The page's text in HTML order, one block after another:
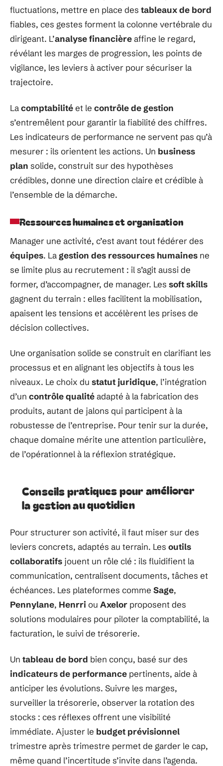
fluctuations, mettre en place des tableaux de bord
fiables, ces gestes forment la colonne vertébrale du
dirigeant. L’analyse financièreaffine le regard,
révélant les marges de progression, les points de
vigilance, les leviers à activer pour sécuriser la
trajectoire.
Lacomptabilitéet le contrôle de gestion
s’entremêlent pour garantir la fiabilité des chiffres.
Les indicateurs de performance ne servent pas qu’à
mesurer : ils orientent les actions. Un business
plan solide, construit sur des hypothèses
crédibles, donne une direction claire et crédible à
l’ensemble de la démarche.
Ressources humaines et organisation
Manager une activité, c’est avant tout fédérer des
équipes. La gestion des ressources humaines ne
se limite plus au recrutement : il s’agit aussi de
former, d’accompagner, de manager. Les soft skills
gagnent du terrain : elles facilitent la mobilisation,
apaisent les tensions et accélèrent les prises de
décision collectives.
Une organisation solide se construit en clarifiant les
processus et en alignant les objectifs à tous les
niveaux. Le choix du statut juridique, l’intégration
d’un contrôle qualitéadapté à la fabrication des
produits, autant de jalons qui participent à la
robustesse de l’entreprise. Pour tenir sur la durée,
chaque domaine mérite une attention particulière,
de l’opérationnel à la réflexion stratégique.
Conseils pratiques pour améliorer
la gestion au quotidien
Pour structurer son activité, il faut miser sur des
leviers concrets, adaptés au terrain. Les outils
collaboratifs jouent un rôle clé : ils fluidifient la
communication, centralisent documents, tâches et
échéances. Les plateformes comme Sage,
Pennylane, Henrri ou Axelor proposent des
solutions modulaires pour piloter la comptabilité, la
facturation, le suivi de trésorerie.
Un tableau de bord bien conçu, basé sur des
indicateurs de performance pertinents, aide à
anticiper les évolutions. Suivre les marges,
surveiller la trésorerie, observer la rotation des
stocks : ces réflexes offrent une visibilité
immédiate. Ajuster le budget prévisionnel
trimestre après trimestre permet de garder le cap,
même quand l’incertitude s’invite dans l’agenda.